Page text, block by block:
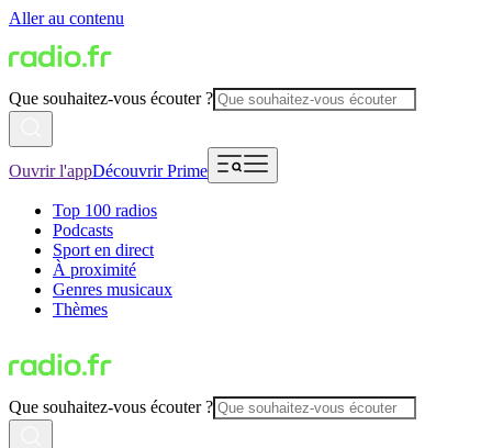
Aller au contenu
Que souhaitez-vous écouter ?
Ouvrir l'appDécouvrir Prime
Top 100 radios
Podcasts
Sport en direct
À proximité
Genres musicaux
Thèmes
Que souhaitez-vous écouter ?